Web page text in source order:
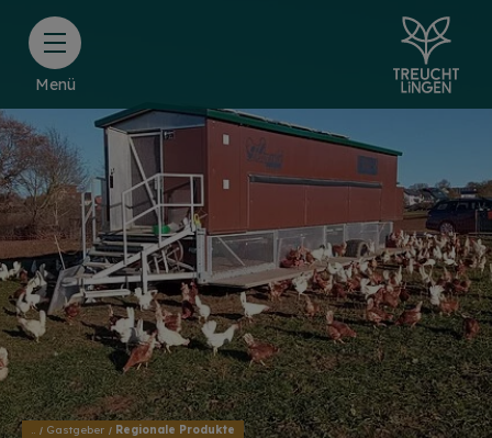
Menü
.. Gastgeber Regionale Produkte